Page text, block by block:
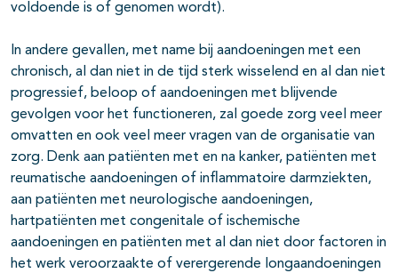
voldoende is of genomen wordt).
In andere gevallen, met name bij aandoeningen met een
chronisch, al dan niet in de tijd sterk wisselend en al dan niet
progressief, beloop of aandoeningen met blijvende
gevolgen voor het functioneren, zal goede zorg veel meer
omvatten en ook veel meer vragen van de organisatie van
zorg. Denk aan patiënten met en na kanker, patiënten met
reumatische aandoeningen of inflammatoire darmziekten,
aan patiënten met neurologische aandoeningen,
hartpatiënten met congenitale of ischemische
aandoeningen en patiënten met al dan niet door factoren in
het werk veroorzaakte of verergerende longaandoeningen